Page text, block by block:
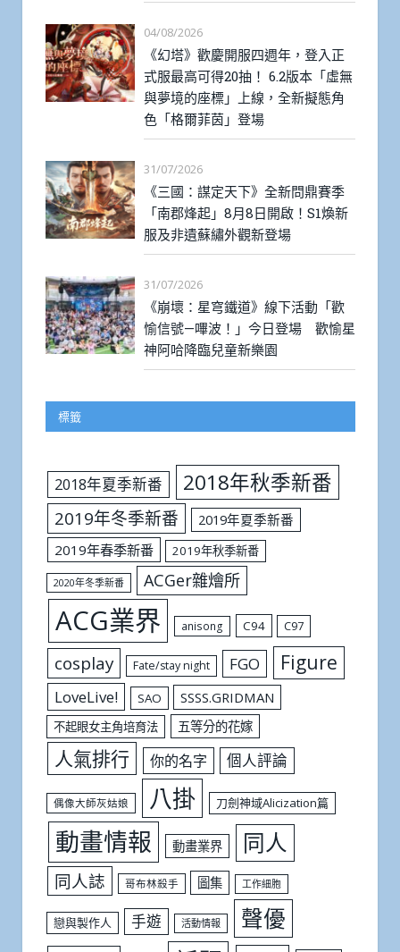
04/08/2026
《幻塔》歡慶開服四週年，登入正
式服最高可得20抽！ 6.2版本「虛無
與夢境的座標」上線，全新擬態角
色「格爾菲茵」登場
31/07/2026
《三國：謀定天下》全新問鼎賽季
「南郡烽起」8月8日開啟！S1煥新
服及非遺蘇繡外觀新登場
31/07/2026
《崩壞：星穹鐵道》線下活動「歡
愉信號—嗶波！」今日登場 歡愉星
神阿哈降臨兒童新樂園
標籤
2018年夏季新番 2018年秋季新番
2019年冬季新番
2019年夏季新番
2019年春季新番
2019年秋季新番
2020年冬季新番 ACGer雜燴所
ACG業界 anisong C94 C97
cosplay Fate/stay night FGO Figure
LoveLive! SAO SSSS.GRIDMAN
不起眼女主角培育法 五等分的花嫁
人氣排行 你的名字 個人評論
偶像大師灰姑娘 八掛 刀劍神域Alicization篇
動畫情報 動畫業界 同人
同人誌 哥布林殺手 圖集 工作細胞
戀與製作人 手遊 活動情報 聲優